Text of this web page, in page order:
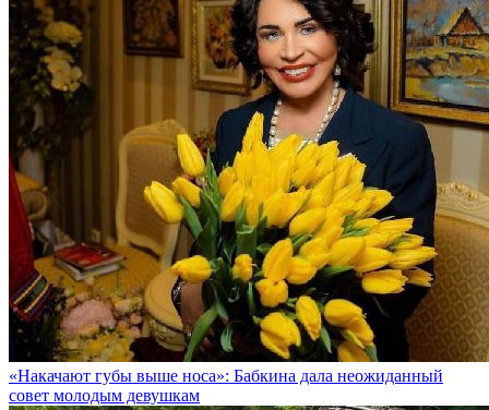
«Накачают губы выше носа»: Бабкина дала неожиданный
совет молодым девушкам